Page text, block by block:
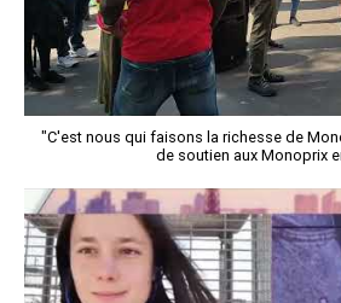
"C'est nous qui faisons la richesse de
de soutien aux Monoprix